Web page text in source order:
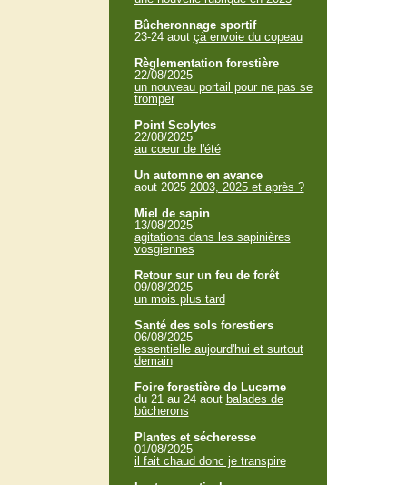
Bûcheronnage sportif
23-24 aout çà envoie du copeau
Règlementation forestière
22/08/2025
un nouveau portail pour ne pas se
tromper
Point Scolytes
22/08/2025
au coeur de l'été
Un automne en avance
aout 2025 2003, 2025 et après ?
Miel de sapin
13/08/2025
agitations dans les sapinières
vosgiennes
Retour sur un feu de forêt
09/08/2025
un mois plus tard
Santé des sols forestiers
06/08/2025
essentielle aujourd'hui et surtout
demain
Foire forestière de Lucerne
du 21 au 24 aout balades de
bûcherons
Plantes et sécheresse
01/08/2025
il fait chaud donc je transpire